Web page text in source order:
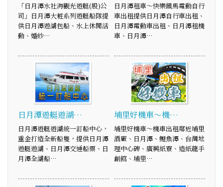
「日月潭水社海觀光遊艇(股)公
司」日月潭大粧系列遊艇船隊提
供日月潭遊湖包船、水上休閒活
動、婚紗…
日月潭租車～快樂鐵馬電動自行
車出租提供日月潭自行車出租、
日月潭電動車出租、日月潭租機
車、日月潭…
日月潭遊艇遊湖…
日月潭遊艇遊湖統一訂船中心，
重金打造全新船隻，提供日月潭
遊艇遊湖、日月潭交通船票、日
月潭全湖船…
埔里好機車～機…
埔里好機車～機車出租鄰近埔里
酒廠、日月潭、鯉魚潭、台灣地
理中心碑、廣興紙寮、造紙龍手
創館、埔里…